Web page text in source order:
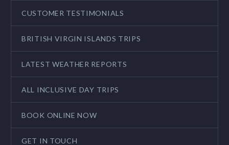
CUSTOMER TESTIMONIALS
BRITISH VIRGIN ISLANDS TRIPS
LATEST WEATHER REPORTS
ALL INCLUSIVE DAY TRIPS
BOOK ONLINE NOW
GET IN TOUCH